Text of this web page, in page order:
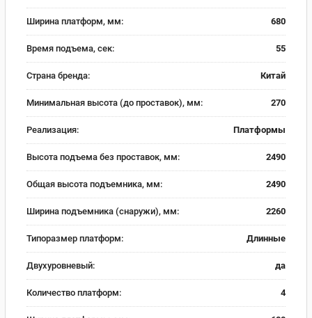
Ширина платформ, мм: 680
Время подъема, сек: 55
Страна бренда: Китай
Минимальная высота (до проставок), мм: 270
Реализация: Платформы
Высота подъема без проставок, мм: 2490
Общая высота подъемника, мм: 2490
Ширина подъемника (снаружи), мм: 2260
Типоразмер платформ: Длинные
Двухуровневый: да
Количество платформ: 4